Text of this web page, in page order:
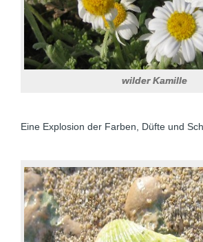
wilder Kamille
Eine Explosion der Farben, Düfte und